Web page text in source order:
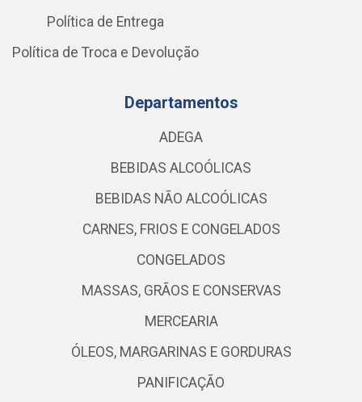
Política de Entrega
Política de Troca e Devolução
Departamentos
ADEGA
BEBIDAS ALCOÓLICAS
BEBIDAS NÃO ALCOÓLICAS
CARNES, FRIOS E CONGELADOS
CONGELADOS
MASSAS, GRÃOS E CONSERVAS
MERCEARIA
ÓLEOS, MARGARINAS E GORDURAS
PANIFICAÇÃO